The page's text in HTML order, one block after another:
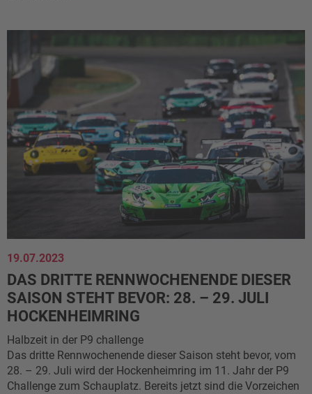
19.07.2023
DAS DRITTE RENNWOCHENENDE DIESER
SAISON STEHT BEVOR: 28. – 29. JULI
HOCKENHEIMRING
Halbzeit in der P9 challenge
Das dritte Rennwochenende dieser Saison steht bevor, vom
28. – 29. Juli wird der Hockenheimring im 11. Jahr der P9
Challenge zum Schauplatz. Bereits jetzt sind die Vorzeichen